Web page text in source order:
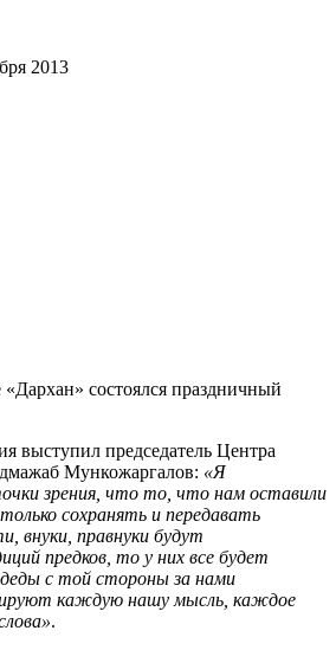
2013
«Дархан» состоялся праздничный
выступил председатель Центра
Мункожаргалов: «Я
зрения, что то, что нам оставили
сохранять и передавать
внуки, правнуки будут
предков, то у них все будет
с той стороны за нами
каждую нашу мысль, каждое
.